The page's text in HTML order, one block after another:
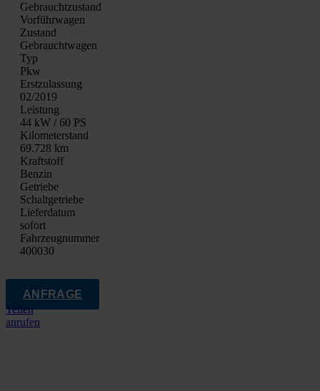
Gebrauchtzustand
Vor­führ­wa­gen
Zustand
Gebraucht­wa­gen
Typ
Pkw
Erst­zu­las­sung
02/2019
Leis­tung
44 kW / 60 PS
Kilo­me­ter­stand
69.728 km
Kraft­stoff
Ben­zin
Getrie­be
Schalt­ge­trie­be
Lie­fer­da­tum
sofort
Fahrzeugnummer
400030
ANFRAGE
Teilen
anrufen